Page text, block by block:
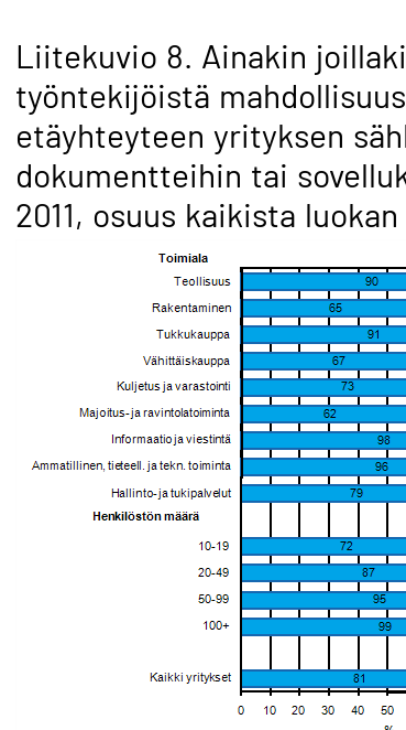
Liitekuvio 8. Ainakin
työntekijöistä mahdollisuus
etäyhteyteen yrityksen
dokumentteihin tai
2011, osuus kaikista